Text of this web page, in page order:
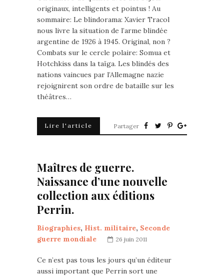
originaux, intelligents et pointus ! Au
sommaire: Le blindorama: Xavier Tracol
nous livre la situation de l’arme blindée
argentine de 1926 à 1945. Original, non ?
Combats sur le cercle polaire: Somua et
Hotchkiss dans la taïga. Les blindés des
nations vaincues par l’Allemagne nazie
rejoignirent son ordre de bataille sur les
théâtres…
Lire l'article Partager
Maîtres de guerre.
Naissance d’une nouvelle
collection aux éditions
Perrin.
Biographies, Hist. militaire, Seconde
guerre mondiale
26 juin 2011
Ce n’est pas tous les jours qu’un éditeur
aussi important que Perrin sort une